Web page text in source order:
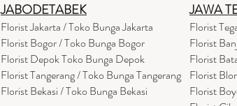
JABODETABEK
Florist Jakarta / Toko Bunga Jakarta
Florist Bogor / Toko Bunga Bogor
Florist Depok Toko Bunga Depok
Florist Tangerang / Toko Bunga Tangerang
Florist Bekasi / Toko Bunga Bekasi
JAWA
Florist
Florist
Florist
Florist
Florist